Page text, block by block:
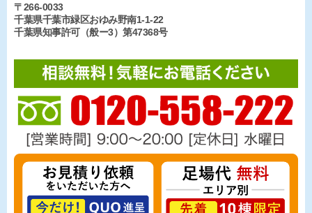
〒266-0033
千葉県千葉市緑区おゆみ野南1-1-22
千葉県知事許可（般ー3）第47368号